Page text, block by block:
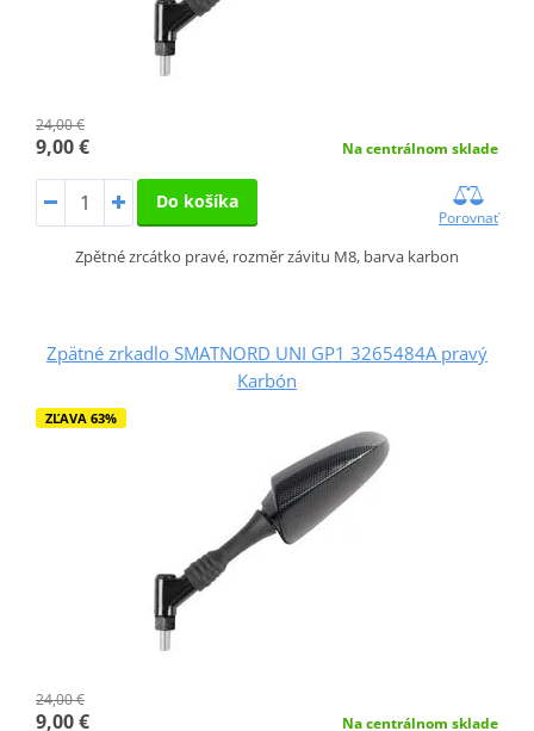
24,00 €
9,00 € Na centrálnom sklade
Do košíka
Porovnať
Zpětné zrcátko pravé, rozměr závitu M8, barva karbon
Zpätné zrkadlo SMATNORD UNI GP1 3265484A pravý
Karbón
ZĽAVA 63%
24,00 €
9,00 € Na centrálnom sklade